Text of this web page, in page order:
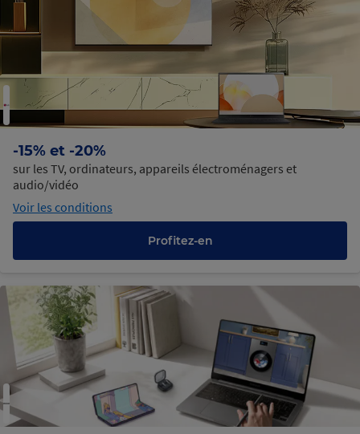
-15% et -20%
sur les TV, ordinateurs, appareils électroménagers et
audio/vidéo
Voir les conditions
Profitez-en